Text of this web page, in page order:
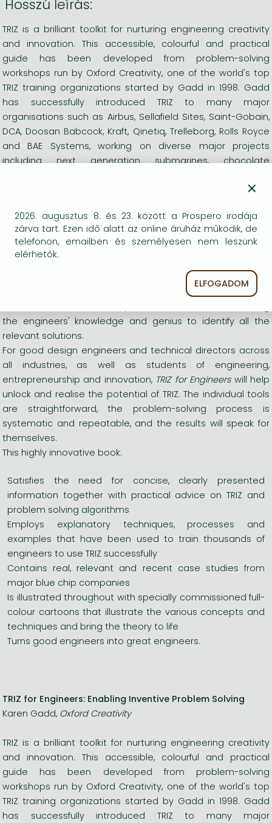
Hosszú leírás:
TRIZ is a brilliant toolkit for nurturing engineering creativity
and innovation. This accessible, colourful and practical
guide has been developed from problem-solving
workshops run by Oxford Creativity, one of the world's top
TRIZ training organizations started by Gadd in 1998. Gadd
has successfully introduced TRIZ to many major
organisations such as Airbus, Sellafield Sites, Saint-Gobain,
DCA, Doosan Babcock, Kraft, Qinetiq, Trelleborg, Rolls Royce
and BAE Systems, working on diverse major projects
including next generation submarines, chocolate
acting upon the need to encourage successful, practical
and systematic innovation at every stage of the
engineering process including product development and
the creativity innate in all of us, transforming random,
ineffective brainstorming into targeted, audited, creative
the engineers' knowledge and genius to identify all the
relevant solutions.
For good design engineers and technical directors across
all industries, as well as students of engineering,
entrepreneurship and innovation, TRIZ for Engineerswill help
unlock and realise the potential of TRIZ. The individual tools
are straightforward, the problem-solving process is
systematic and repeatable, and the results will speak for
themselves.
This highly innovative book:
Satisfies the need for concise, clearly presented
information together with practical advice on TRIZ and
problem solving algorithms
Employs explanatory techniques, processes and
examples that have been used to train thousands of
engineers to use TRIZ successfully
Contains real, relevant and recent case studies from
major blue chip companies
Is illustrated throughout with specially commissioned full-
colour cartoons that illustrate the various concepts and
techniques and bring the theory to life
Turns good engineers into great engineers.
TRIZ for Engineers: Enabling Inventive Problem Solving
Karen Gadd, Oxford Creativity
TRIZ is a brilliant toolkit for nurturing engineering creativity
and innovation. This accessible, colourful and practical
guide has been developed from problem-solving
workshops run by Oxford Creativity, one of the world's top
TRIZ training organizations started by Gadd in 1998. Gadd
has successfully introduced TRIZ to many major
×
2026. augusztus 8. és 23. között a Prospero irodája
zárva tart. Ezen idő alatt az online áruház működik, de
telefonon, emailben és személyesen nem leszünk
elérhetők.
ELFOGADOM